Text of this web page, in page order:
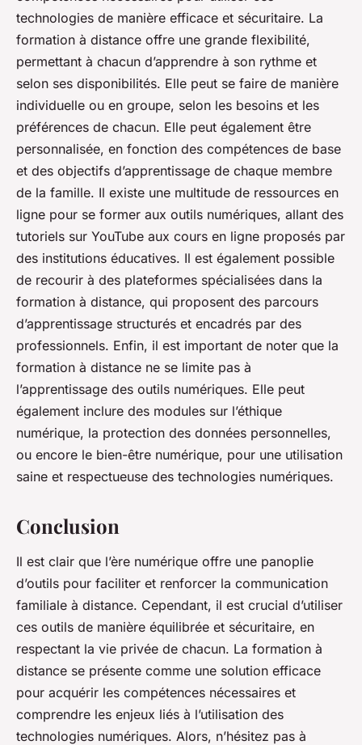
technologies de manière efficace et sécuritaire. La
formation à distance offre une grande flexibilité,
permettant à chacun d’apprendre à son rythme et
selon ses disponibilités. Elle peut se faire de manière
individuelle ou en groupe, selon les besoins et les
préférences de chacun. Elle peut également être
personnalisée, en fonction des compétences de base
et des objectifs d’apprentissage de chaque membre
de la famille. Il existe une multitude de ressources en
ligne pour se former aux outils numériques, allant des
tutoriels sur YouTube aux cours en ligne proposés par
des institutions éducatives. Il est également possible
de recourir à des plateformes spécialisées dans la
formation à distance, qui proposent des parcours
d’apprentissage structurés et encadrés par des
professionnels. Enfin, il est important de noter que la
formation à distance ne se limite pas à
l’apprentissage des outils numériques. Elle peut
également inclure des modules sur l’éthique
numérique, la protection des données personnelles,
ou encore le bien-être numérique, pour une utilisation
saine et respectueuse des technologies numériques.
Conclusion
Il est clair que l’ère numérique offre une panoplie
d’outils pour faciliter et renforcer la communication
familiale à distance. Cependant, il est crucial d’utiliser
ces outils de manière équilibrée et sécuritaire, en
respectant la vie privée de chacun. La formation à
distance se présente comme une solution efficace
pour acquérir les compétences nécessaires et
comprendre les enjeux liés à l’utilisation des
technologies numériques. Alors, n’hésitez pas à